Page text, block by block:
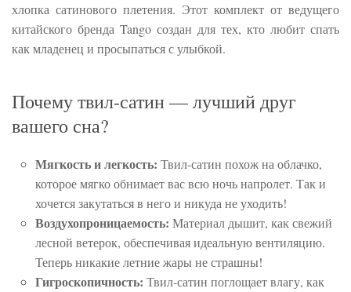
хлопка сатинового плетения. Этот комплект от ведущего
китайского бренда Tango создан для тех, кто любит спать
как младенец и просыпаться с улыбкой.
Почему твил-сатин — лучший друг
вашего сна?
Мягкость и легкость: Твил-сатин похож на облачко,
которое мягко обнимает вас всю ночь напролет. Так и
хочется закутаться в него и никуда не уходить!
Воздухопроницаемость: Материал дышит, как свежий
лесной ветерок, обеспечивая идеальную вентиляцию.
Теперь никакие летние жары не страшны!
Гигроскопичность: Твил-сатин поглощает влагу, как